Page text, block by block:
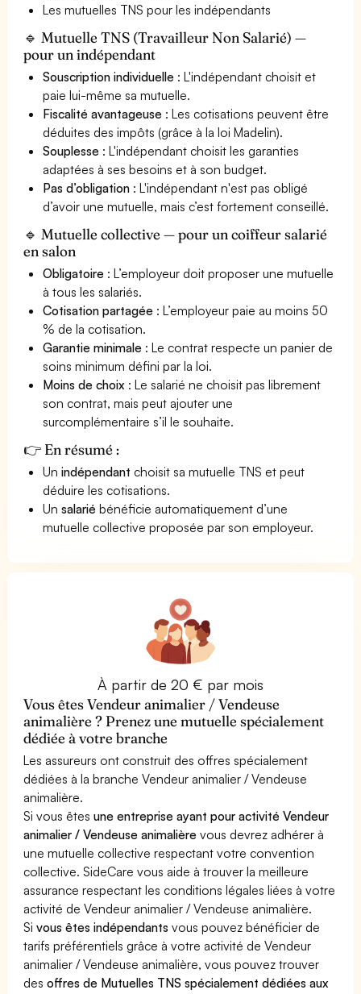
Les mutuelles TNS pour les indépendants
🔹 Mutuelle TNS (Travailleur Non Salarié) —
pour un indépendant
Souscription individuelle : L'indépendant choisit et
paie lui-même sa mutuelle.
Fiscalité avantageuse : Les cotisations peuvent être
déduites des impôts (grâce à la loi Madelin).
Souplesse : L'indépendant choisit les garanties
adaptées à ses besoins et à son budget.
Pas d’obligation : L'indépendant n'est pas obligé
d’avoir une mutuelle, mais c’est fortement conseillé.
🔹 Mutuelle collective — pour un coiffeur salarié
en salon
Obligatoire : L’employeur doit proposer une mutuelle
à tous les salariés.
Cotisation partagée : L’employeur paie au moins 50
% de la cotisation.
Garantie minimale : Le contrat respecte un panier de
soins minimum défini par la loi.
Moins de choix : Le salarié ne choisit pas librement
son contrat, mais peut ajouter une
surcomplémentaire s’il le souhaite.
👉 En résumé :
Unindépendant choisit sa mutuelle TNS et peut
déduire les cotisations.
Unsalarié bénéficie automatiquement d’une
mutuelle collective proposée par son employeur.
À partir de 20 € par mois
Vous êtes Vendeur animalier / Vendeuse
animalière ? Prenez une mutuelle spécialement
dédiée à votre branche
Les assureurs ont construit des offres spécialement
dédiées à la branche Vendeur animalier / Vendeuse
animalière.
Si vous êtesune entreprise ayant pour activité Vendeur
animalier / Vendeuse animalière vous devrez adhérer à
une mutuelle collective respectant votre convention
collective. SideCare vous aide à trouver la meilleure
assurance respectant les conditions légales liées à votre
activité de Vendeur animalier / Vendeuse animalière.
Sivous êtes indépendants vous pouvez bénéficier de
tarifs préférentiels grâce à votre activité de Vendeur
animalier / Vendeuse animalière, vous pouvez trouver
desoffres de Mutuelles TNS spécialement dédiées aux